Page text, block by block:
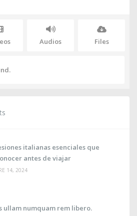
Audios Files
italianas esenciales que
antes de viajar
14, 2024
ullam numquam rem libero.